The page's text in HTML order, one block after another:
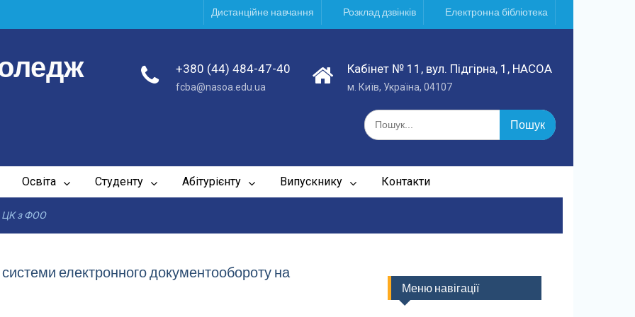
Дистанційне навчання Розклад дзвінків Електронна бібліотека
+380 (44) 484-47-40
fcba@nasoa.edu.ua
Кабінет № 11, вул. Підгірна, 1, НАСОА
м. Київ, Україна, 04107
Шукати:
Освіта Студенту Абітурієнту Випускнику Контакти
ЦК з ФОО
системи електронного документообороту на
Меню навігації